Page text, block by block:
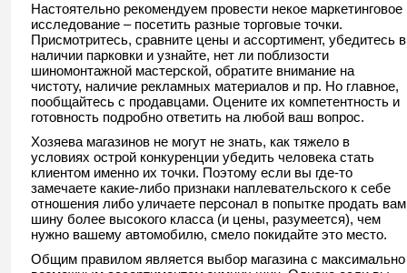
Настоятельно рекомендуем провести некое маркетинговое
исследование – посетить разные торговые точки.
Присмотритесь, сравните цены и ассортимент, убедитесь в
наличии парковки и узнайте, нет ли поблизости
шиномонтажной мастерской, обратите внимание на
чистоту, наличие рекламных материалов и пр. Но главное,
пообщайтесь с продавцами. Оцените их компетентность и
готовность подробно ответить на любой ваш вопрос.
Хозяева магазинов не могут не знать, как тяжело в
условиях острой конкуренции убедить человека стать
клиентом именно их точки. Поэтому если вы где-то
замечаете какие-либо признаки наплевательского к себе
отношения либо уличаете персонал в попытке продать вам
шину более высокого класса (и цены, разумеется), чем
нужно вашему автомобилю, смело покидайте это место.
Общим правилом является выбор магазина с максимально